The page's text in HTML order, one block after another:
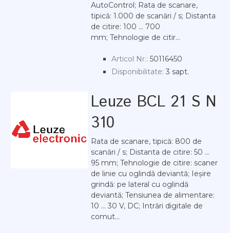
AutoControl; Rata de scanare,
tipică: 1.000 de scanări / s; Distanta
de citire: 100 ... 700
mm; Tehnologie de citir...
Articol Nr.: 50116450
Disponibilitate: 3 sapt.
Leuze BCL 21 S N
310
Rata de scanare, tipică: 800 de
scanări / s; Distanta de citire: 50 ...
95 mm; Tehnologie de citire: scaner
de linie cu oglindă deviantă; Ieșire
grindă: pe lateral cu oglindă
deviantă; Tensiunea de alimentare:
10 ... 30 V, DC; Intrări digitale de
comut...